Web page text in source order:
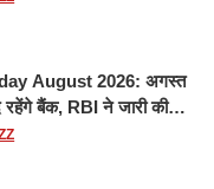
August 2026: अगस्त
रहेंगे बैंक, RBI ने जारी की